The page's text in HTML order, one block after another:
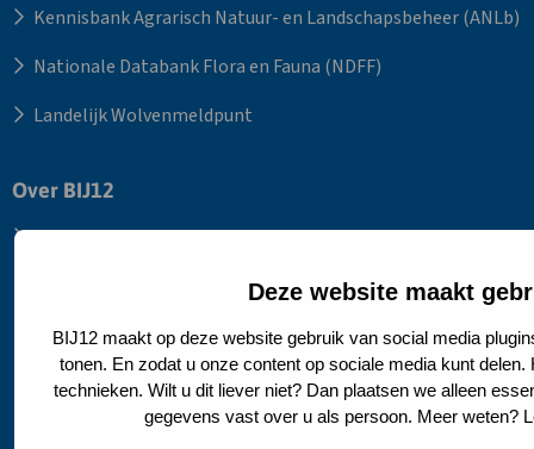
Deze website maakt
BIJ12 maakt op deze website gebruik van social media
tonen. En zodat u onze content op sociale media kunt
technieken. Wilt u dit liever niet? Dan plaatsen we alleen
gegevens vast over u als persoon. Meer weten?
Kennisbank Agrarisch Natuur- en Landschapsbeheer (ANLb)
Nationale Databank Flora en Fauna (NDFF)
Landelijk Wolvenmeldpunt
Over BIJ12
Over BIJ12
Vergaderen bij BIJ12
Werken bij IPO en BIJ12